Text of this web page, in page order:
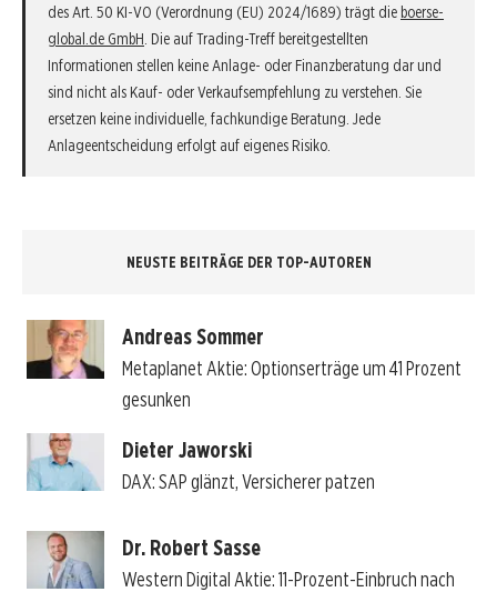
des Art. 50 KI-VO (Verordnung (EU) 2024/1689) trägt die boerse-
global.de GmbH . Die auf Trading-Treff bereitgestellten
Informationen stellen keine Anlage- oder Finanzberatung dar und
sind nicht als Kauf- oder Verkaufsempfehlung zu verstehen. Sie
ersetzen keine individuelle, fachkundige Beratung. Jede
Anlageentscheidung erfolgt auf eigenes Risiko.
NEUSTE BEITRÄGE DER TOP-AUTOREN
Andreas Sommer
Metaplanet Aktie: Optionserträge um 41 Prozent
gesunken
Dieter Jaworski
DAX: SAP glänzt, Versicherer patzen
Dr. Robert Sasse
Western Digital Aktie: 11-Prozent-Einbruch nach